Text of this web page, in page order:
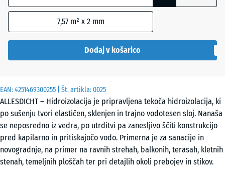
EAN:4251469300255 | Št. artikla:0025
ALLESDICHT – Hidroizolacija je pripravljena tekoča hidroizolacija, ki
po sušenju tvori elastičen, sklenjen in trajno vodotesen sloj. Nanaša
se neposredno iz vedra, po utrditvi pa zanesljivo ščiti konstrukcijo
pred kapilarno in pritiskajočo vodo. Primerna je za sanacije in
novogradnje, na primer na ravnih strehah, balkonih, terasah, kletnih
stenah, temeljnih ploščah ter pri detajlih okoli prebojev in stikov.
robom se
za
potreb
podatkih
o izdelku
navedeno
drugače).
25
kg
7,57 m² x 2 mm
Dodaj v košarico